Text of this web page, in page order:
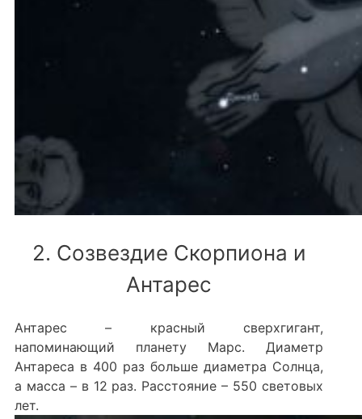
2. Созвездие Скорпиона и
Антарес
Антарес – красный сверхгигант,
напоминающий планету Марс. Диаметр
Антареса в 400 раз больше диаметра Солнца,
а масса – в 12 раз. Расстояние – 550 световых
лет.